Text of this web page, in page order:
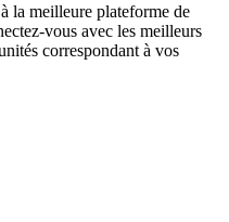
la meilleure plateforme de
vous avec les meilleurs
correspondant à vos